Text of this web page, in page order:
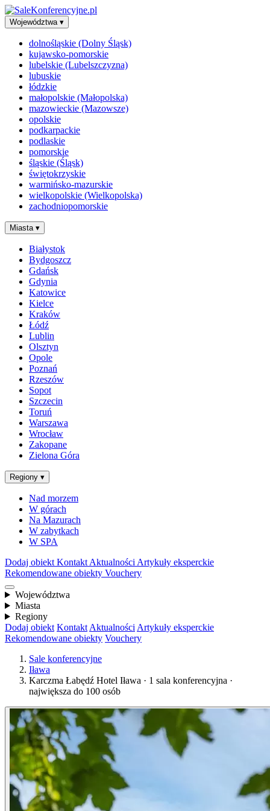
Województwa ▾
dolnośląskie (Dolny Śląsk)
kujawsko-pomorskie
lubelskie (Lubelszczyzna)
lubuskie
łódzkie
małopolskie (Małopolska)
mazowieckie (Mazowsze)
opolskie
podkarpackie
podlaskie
pomorskie
śląskie (Śląsk)
świętokrzyskie
warmińsko-mazurskie
wielkopolskie (Wielkopolska)
zachodniopomorskie
Miasta ▾
Białystok
Bydgoszcz
Gdańsk
Gdynia
Katowice
Kielce
Kraków
Łódź
Lublin
Olsztyn
Opole
Poznań
Rzeszów
Sopot
Szczecin
Toruń
Warszawa
Wrocław
Zakopane
Zielona Góra
Regiony ▾
Nad morzem
W górach
Na Mazurach
W zabytkach
W SPA
Dodaj obiekt Kontakt Aktualności Artykuły eksperckie
Rekomendowane obiekty Vouchery
Województwa
Miasta
Regiony
Dodaj obiekt Kontakt Aktualności Artykuły eksperckie
Rekomendowane obiekty Vouchery
Sale konferencyjne
Iława
Karczma Łabędź Hotel Iława · 1 sala konferencyjna ·
największa do 100 osób